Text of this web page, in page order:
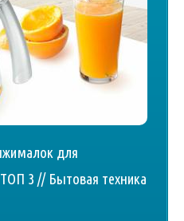
для
3 // Бытовая техника